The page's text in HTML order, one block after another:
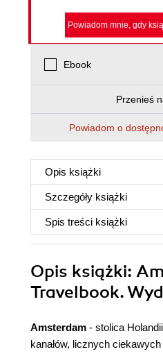
Powiadom mnie, gdy
Ebook
Przenieś
Powiadom o
Opis książki
Szczegóły książki
Spis treści książki
Opis książki:
Travelbook.
Amsterdam - stolica
kanałów, licznych